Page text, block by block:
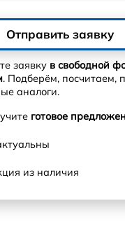
Отправить заявку
заявку в свободной
. Подберём, посчитаем,
аналоги.
готовое
из наличия